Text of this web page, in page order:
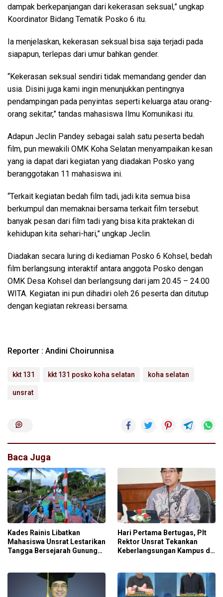
dampak berkepanjangan dari kekerasan seksual,” ungkap
Koordinator Bidang Tematik Posko 6 itu.
Ia menjelaskan, kekerasan seksual bisa saja terjadi pada
siapapun, terlepas dari umur bahkan gender.
“Kekerasan seksual sendiri tidak memandang gender dan
usia. Disini juga kami ingin menunjukkan pentingnya
pendampingan pada penyintas seperti keluarga atau orang-
orang sekitar,” tandas mahasiswa Ilmu Komunikasi itu.
Adapun Jeclin Pandey sebagai salah satu peserta bedah
film, pun mewakili OMK Koha Selatan menyampaikan kesan
yang ia dapat dari kegiatan yang diadakan Posko yang
beranggotakan 11 mahasiswa ini.
“Terkait kegiatan bedah film tadi, jadi kita semua bisa
berkumpul dan memaknai bersama terkait film tersebut.
banyak pesan dari film tadi yang bisa kita praktekan di
kehidupan kita sehari-hari,” ungkap Jeclin.
Diadakan secara luring di kediaman Posko 6 Kohsel, bedah
film berlangsung interaktif antara anggota Posko dengan
OMK Desa Kohsel dan berlangsung dari jam 20.45 – 24.00
WITA. Kegiatan ini pun dihadiri oleh 26 peserta dan ditutup
dengan kegiatan rekreasi bersama.
Reporter : Andini Choirunnisa
kkt 131 kkt 131 posko koha selatan koha selatan
unsrat
Baca Juga
Kades Rainis Libatkan
Mahasiswa Unsrat Lestarikan
Tangga Bersejarah Gunung
Hari Pertama Bertugas, Plt
Rektor Unsrat Tekankan
Keberlangsungan Kampus di